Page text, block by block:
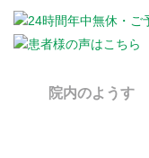
院内のようす